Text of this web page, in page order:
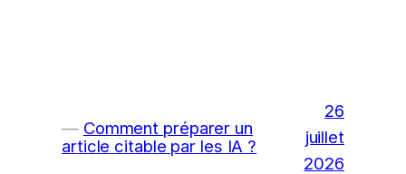
Comment préparer un
article citable par les IA ?
26
juillet
2026